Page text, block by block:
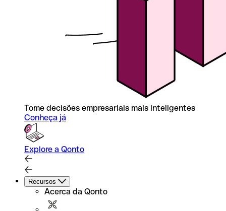
Tome decisões empresariais mais inteligentes
Conheça já
Explore a Qonto
Recursos
Acerca da Qonto